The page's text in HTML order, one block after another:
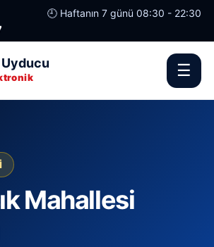
🕘 Haftanın 7 günü 08:30 - 22:30
☰
Mahallesi